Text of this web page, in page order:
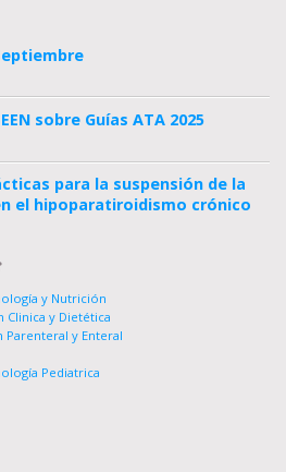
sobre Guías ATA 2025
para la suspensión de la
el hipoparatiroidismo crónico
y Nutrición
Clinica y Dietética
Parenteral y Enteral
Pediatrica